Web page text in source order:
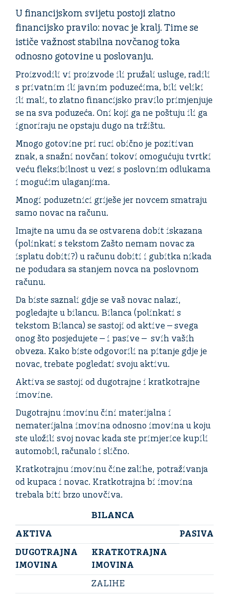
U financijskom svijetu postoji zlatno
financijsko pravilo: novac je kralj. Time se
ističe važnost stabilna novčanog toka
odnosno gotovine u poslovanju.
Proizvodili vi proizvode ili pružali usluge, radili
s privatnim ili javnim poduzećima, bili veliki
ili mali, to zlatno financijsko pravilo primjenjuje
se na sva poduzeća. Oni koji ga ne poštuju ili ga
ignoriraju ne opstaju dugo na tržištu.
Mnogo gotovine pri ruci obično je pozitivan
znak, a snažni novčani tokovi omogućuju tvrtki
veću fleksibilnost u vezi s poslovnim odlukama
i mogućim ulaganjima.
Mnogi poduzetnici griješe jer novcem smatraju
samo novac na računu.
Imajte na umu da se ostvarena dobit iskazana
(polinkati s tekstom Zašto nemam novac za
isplatu dobiti?) u računu dobiti i gubitka nikada
ne podudara sa stanjem novca na poslovnom
računu.
Da biste saznali gdje se vaš novac nalazi,
pogledajte u bilancu. Bilanca(polinkati s
tekstom Bilanca) se sastoji od aktive ‒ svega
onog što posjedujete ‒ i pasive ‒ svih vaših
obveza. Kako biste odgovorili na pitanje gdje je
novac, trebate pogledati svoju aktivu.
Aktiva se sastoji od dugotrajne i kratkotrajne
imovine.
Dugotrajnu imovinu čini materijalna i
nematerijalna imovina odnosno imovina u koju
ste uložili svoj novac kada ste primjerice kupili
automobil, računalo i slično.
Kratkotrajnu imovinu čine zalihe, potraživanja
od kupaca i novac. Kratkotrajna bi imovina
trebala biti brzo unovčiva.
BILANCA
AKTIVA
PASIVA
DUGOTRAJNA
IMOVINA
KRATKOTRAJNA
IMOVINA
ZALIHE